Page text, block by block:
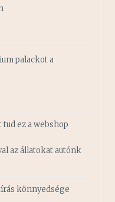
palackot a
ez a webshop
az állatokat autónk
könnyedsége